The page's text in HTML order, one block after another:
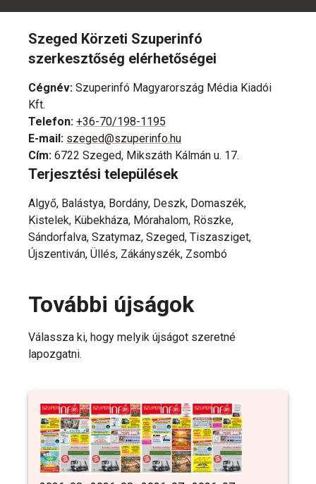
Szeged Körzeti Szuperinfó
szerkesztőség elérhetőségei
Cégnév: Szuperinfó Magyarország Média Kiadói
Kft.
Telefon: +36-70/198-1195
E-mail: szeged@szuperinfo.hu
Cím: 6722 Szeged, Mikszáth Kálmán u. 17.
Terjesztési települések
Algyő, Balástya, Bordány, Deszk, Domaszék,
Kistelek, Kübekháza, Mórahalom, Röszke,
Sándorfalva, Szatymaz, Szeged, Tiszasziget,
Újszentiván, Üllés, Zákányszék, Zsombó
További újságok
Válassza ki, hogy melyik újságot szeretné
lapozgatni.